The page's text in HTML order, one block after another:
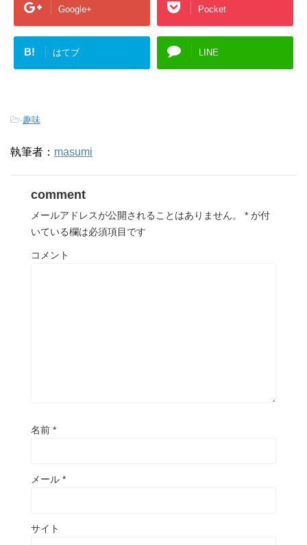
Google+ Pocket
B! はてブ LINE
-趣味
執筆者： masumi
comment
メールアドレスが公開されることはありません。 * が付
いている欄は必須項目です
コメント
名前 *
メール *
サイト